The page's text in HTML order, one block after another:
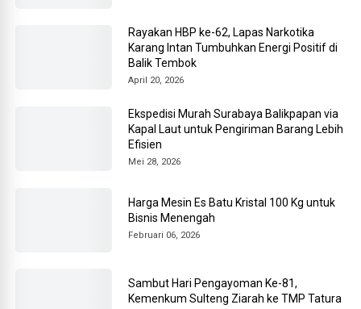
Rayakan HBP ke-62, Lapas Narkotika
Karang Intan Tumbuhkan Energi Positif di
Balik Tembok
April 20, 2026
Ekspedisi Murah Surabaya Balikpapan via
Kapal Laut untuk Pengiriman Barang Lebih
Efisien
Mei 28, 2026
Harga Mesin Es Batu Kristal 100 Kg untuk
Bisnis Menengah
Februari 06, 2026
Sambut Hari Pengayoman Ke-81,
Kemenkum Sulteng Ziarah ke TMP Tatura